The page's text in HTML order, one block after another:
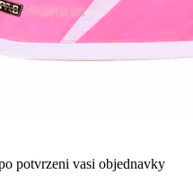
potvrzeni vasi objednavky